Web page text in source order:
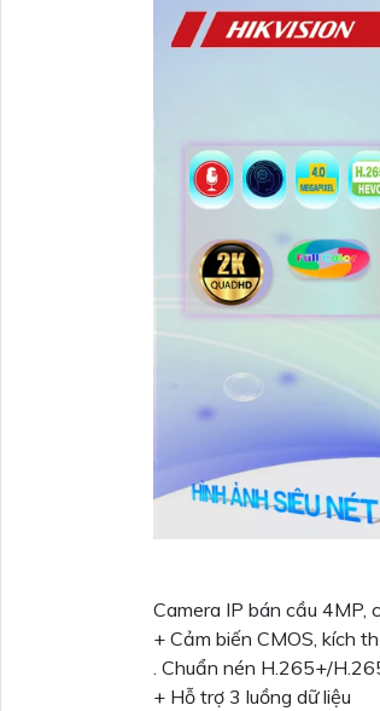
Camera IP bán cầu 4MP,
+ Cảm biến CMOS, kích
. Chuẩn nén H.265+/
+ Hỗ trợ 3 luồng dữ liệu